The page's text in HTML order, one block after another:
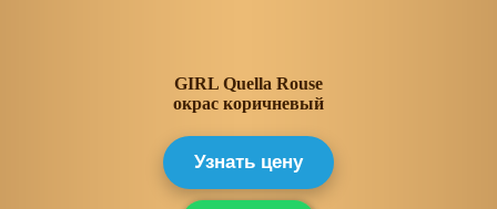
GIRL Quella Rouse
окрас коричневый
Узнать цену